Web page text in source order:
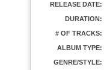
RELEASE DATE:
DURATION:
# OF TRACKS:
ALBUM TYPE:
GENRE/STYLE: